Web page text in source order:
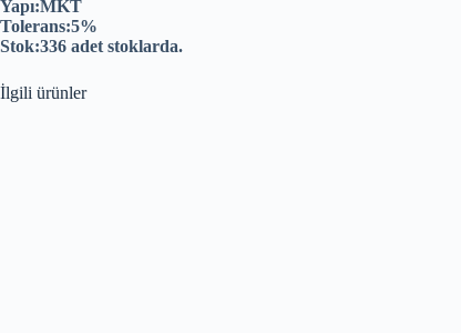
Yapı:MKT
Tolerans:5%
Stok:336 adet stoklarda.
İlgili ürünler